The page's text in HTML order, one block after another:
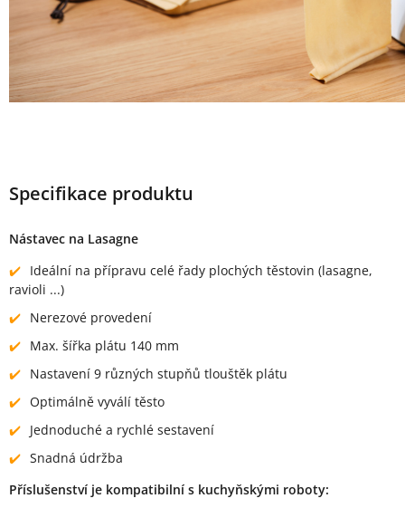
Specifikace produktu
Nástavec na Lasagne
Ideální na přípravu celé řady plochých těstovin (lasagne,
ravioli ...)
Nerezové provedení
Max. šířka plátu 140 mm
Nastavení 9 různých stupňů tlouštěk plátu
Optimálně vyválí těsto
Jednoduché a rychlé sestavení
Snadná údržba
Příslušenství je kompatibilní s kuchyňskými roboty: